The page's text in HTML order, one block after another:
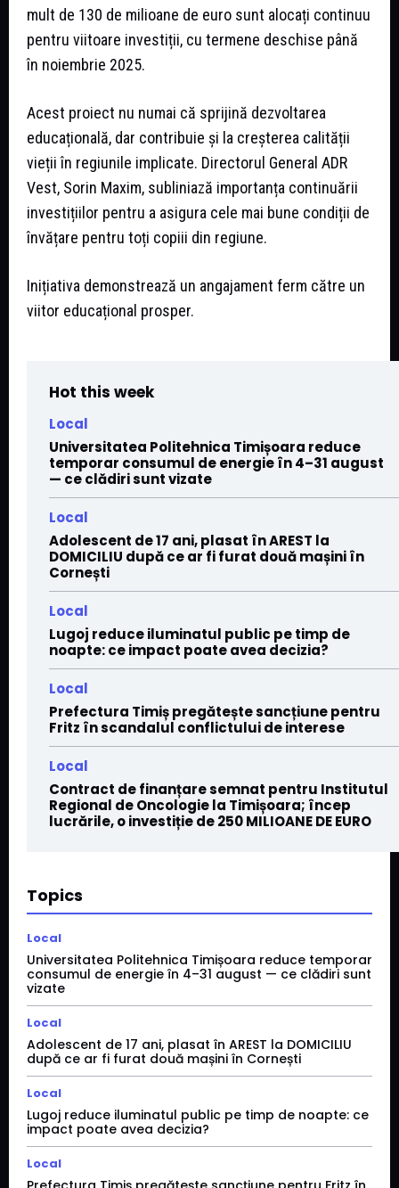
mult de 130 de milioane de euro sunt alocați continuu
pentru viitoare investiții, cu termene deschise până
în noiembrie 2025.
Acest proiect nu numai că sprijină dezvoltarea
educațională, dar contribuie și la creșterea calității
vieții în regiunile implicate. Directorul General ADR
Vest, Sorin Maxim, subliniază importanța continuării
investițiilor pentru a asigura cele mai bune condiții de
învățare pentru toți copiii din regiune.
Inițiativa demonstrează un angajament ferm către un
viitor educațional prosper.
Hot this week
Local
Universitatea Politehnica Timișoara reduce
temporar consumul de energie în 4–31 august
— ce clădiri sunt vizate
Local
Adolescent de 17 ani, plasat în AREST la
DOMICILIU după ce ar fi furat două mașini în
Cornești
Local
Lugoj reduce iluminatul public pe timp de
noapte: ce impact poate avea decizia?
Local
Prefectura Timiș pregătește sancțiune pentru
Fritz în scandalul conflictului de interese
Local
Contract de finanțare semnat pentru Institutul
Regional de Oncologie la Timișoara; încep
lucrările, o investiție de 250 MILIOANE DE EURO
Topics
Local
Universitatea Politehnica Timișoara reduce temporar
consumul de energie în 4–31 august — ce clădiri sunt
vizate
Local
Adolescent de 17 ani, plasat în AREST la DOMICILIU
după ce ar fi furat două mașini în Cornești
Local
Lugoj reduce iluminatul public pe timp de noapte: ce
impact poate avea decizia?
Local